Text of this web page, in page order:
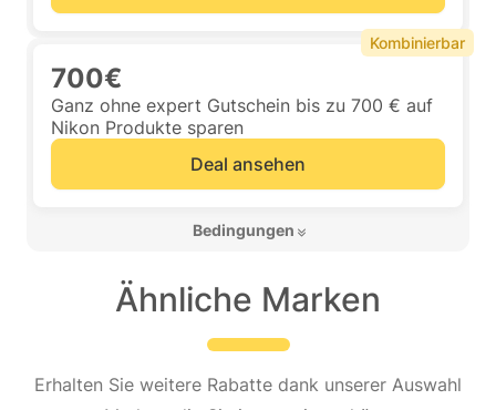
700€
Ganz ohne expert Gutschein bis zu 700 € auf
Nikon Produkte sparen
Deal ansehen
Bedingungen
Kombinierbar
Ähnliche Marken
Erhalten Sie weitere Rabatte dank unserer Auswahl